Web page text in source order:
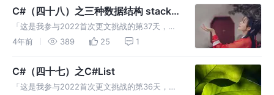
这篇日志做下深入的了解。 Convert类常用的
类型转换方法
C#（四十八）之三种数据结构 stack
queue sortedList
「这是我参与2022首次更文挑战的第37天，活
动详情查看：2022首次更文挑战」 堆栈
当您需要对各项进行后进先出的访问时，则使用
堆栈。当您在列表中添加一
4年前 389 25 1
C#（四十七）之C#List
「这是我参与2022首次更文挑战的第36天，活